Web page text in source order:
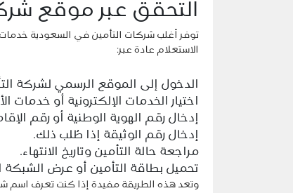
التحقق عبر موقع
توفر أغلب شركات التأمين في السعودية
الاستعلام عادة عبر:
الدخول إلى الموقع الرسمي لشركة
اختيار الخدمات الإلكترونية أو خدمات
إدخال رقم الهوية الوطنية أو رقم
إدخال رقم الوثيقة إذا طُلب ذلك.
مراجعة حالة التأمين وتاريخ الانتهاء.
تحميل بطاقة التأمين أو عرض الشبكة
وتعد هذه الطريقة مفيدة إذا كنت تعرف اسم